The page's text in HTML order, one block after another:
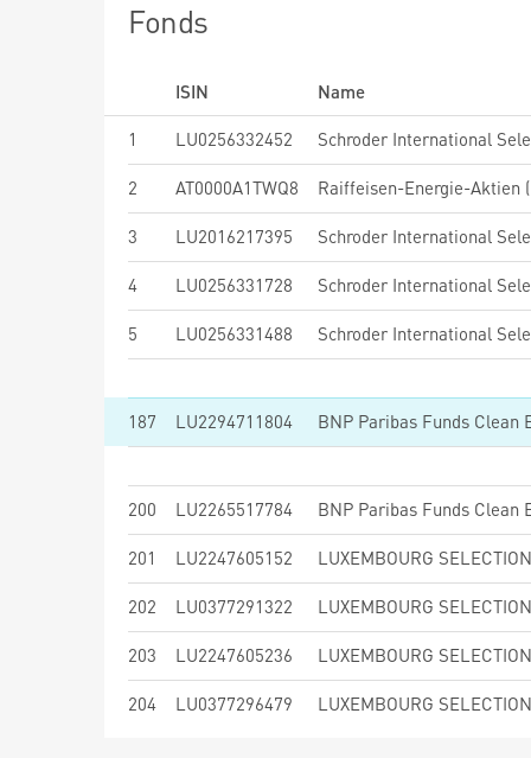
Fonds
ISIN
Name
1
LU0256332452
2 AT0000A1TWQ8 Raiffeisen-Energie-Aktien
3 LU2016217395
4 LU0256331728
5 LU0256331488
187 LU2294711804
200 LU2265517784
201 LU2247605152
202 LU0377291322
203 LU2247605236
204 LU0377296479